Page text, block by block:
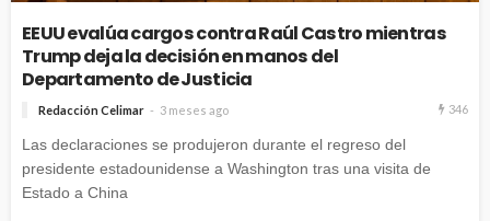
EEUU evalúa cargos contra Raúl Castro mientras
Trump deja la decisión en manos del
Departamento de Justicia
Redacción Celimar 3 meses ago 346
Las declaraciones se produjeron durante el regreso del
presidente estadounidense a Washington tras una visita de
Estado a China